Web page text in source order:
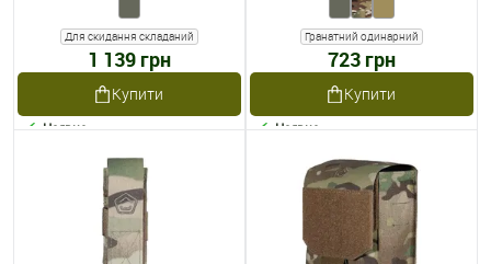
Для скидання складаний
1 139 грн
Купити
Наявне
Гранатний одинарний
723 грн
Купити
Наявне